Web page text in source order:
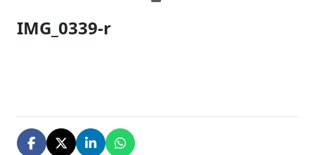
IMG_0339-r